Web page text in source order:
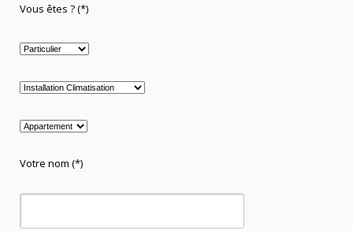
Vous êtes ? (*)
Votre nom (*)